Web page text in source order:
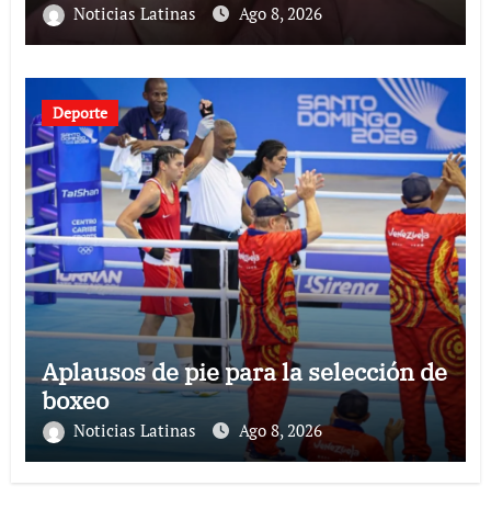
Noticias Latinas Ago 8, 2026
Deporte
Aplausos de pie para la selección de
boxeo
Noticias Latinas Ago 8, 2026